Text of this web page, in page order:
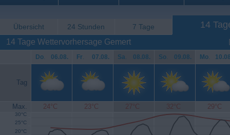
Übersicht 24 Stunden 7 Tage 14
14 Tage Wettervorhersage Gemert
Do. 06.08. Fr. 07.08. Sa. 08.08. So. 09.08. Mo.
Tag
Max. 24°C 23°C 27°C 32°C 29°C
20°C
25°C
30°C